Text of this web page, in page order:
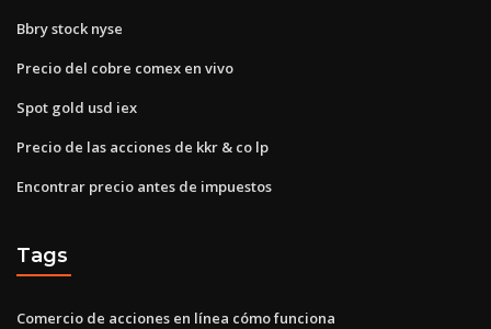
Bbry stock nyse
Precio del cobre comex en vivo
Spot gold usd iex
Precio de las acciones de kkr & co lp
Encontrar precio antes de impuestos
Tags
Comercio de acciones en línea cómo funciona